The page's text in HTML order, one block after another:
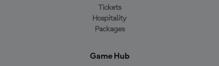
Tickets
Hospitality
Packages
Game Hub